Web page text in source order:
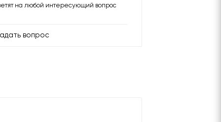
на любой интересующий вопрос
вопрос